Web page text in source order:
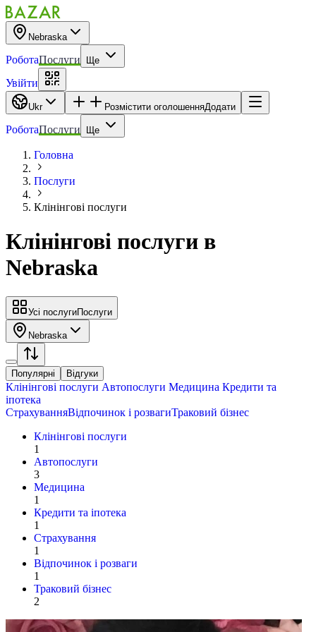
Nebraska
РоботаПослуги Ще
Увійти
Ukr Розмістити оголошенняДодати
РоботаПослуги Ще
Головна
Послуги
Клінінгові послуги
Клінінгові послуги в
Nebraska
Усі послугиПослуги
Nebraska
Популярні Відгуки
Клінінгові послуги Автопослуги Медицина Кредити та
іпотека
СтрахуванняВідпочинок і розвагиТраковий бізнес
Клінінгові послуги
1
Автопослуги
3
Медицина
1
Кредити та іпотека
1
Страхування
1
Відпочинок і розваги
1
Траковий бізнес
2